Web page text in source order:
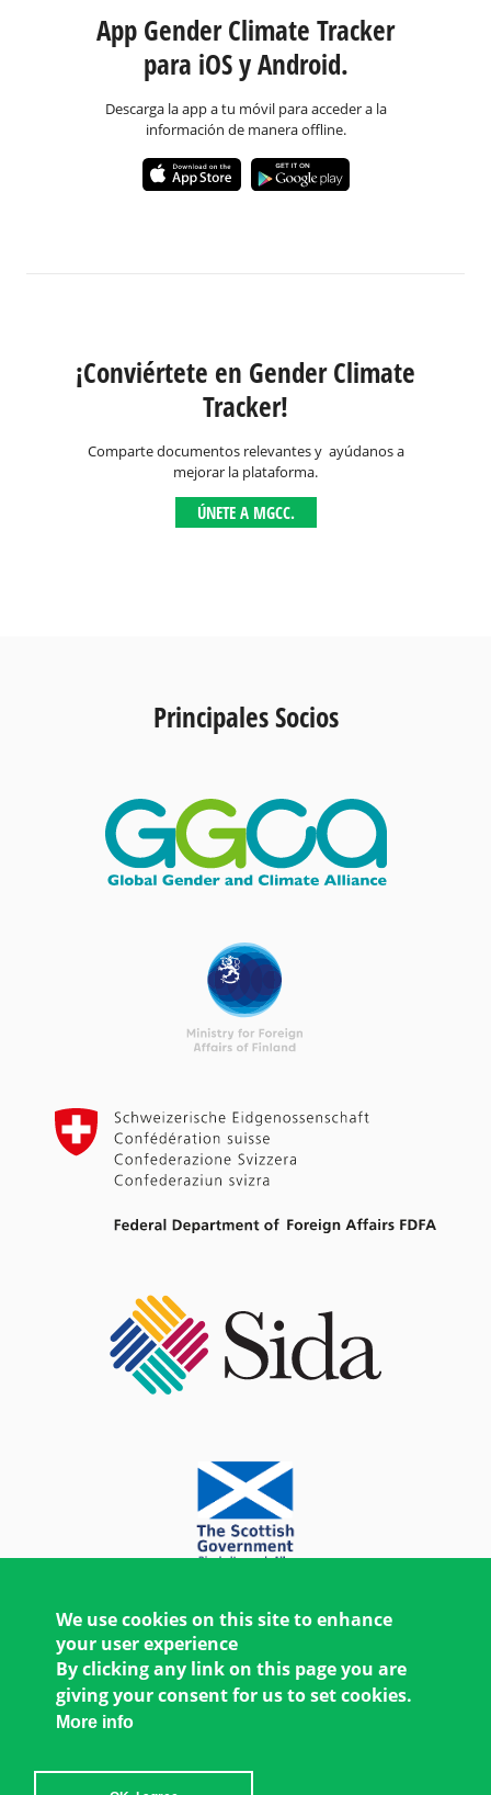
App Gender Climate Tracker
para iOS y Android.
Descarga la app a tu móvil para acceder a la
información de manera offline.
¡Conviértete en Gender Climate
Tracker!
Comparte documentos relevantes y ayúdanos a
mejorar la plataforma.
ÚNETE A MGCC.
Principales Socios
We use cookies on this site to enhance
your user experience
By clicking any link on this page you are
giving your consent for us to set cookies.
More info